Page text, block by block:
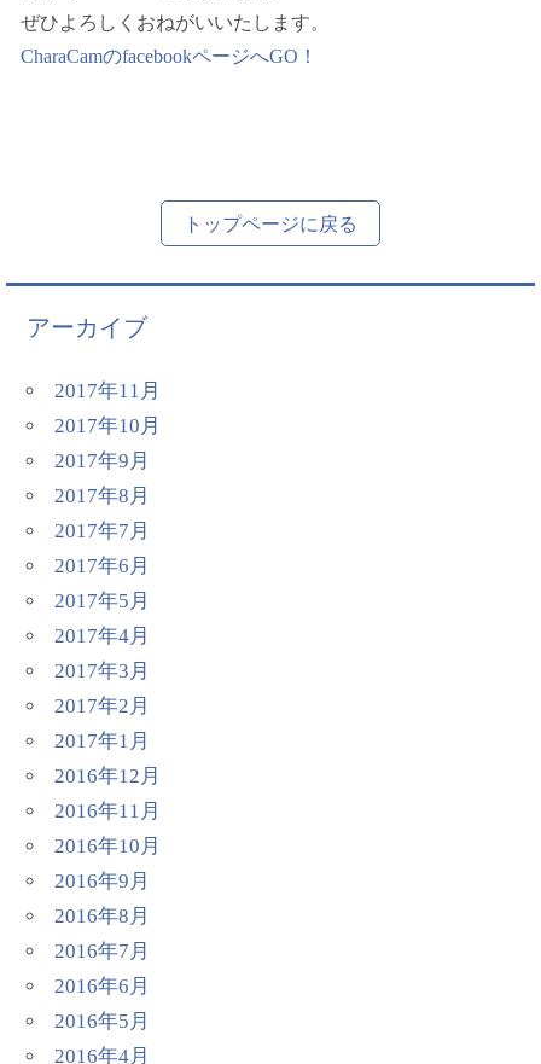
ぜひよろしくおねがいいたします。
CharaCamのfacebookページへGO！
トップページに戻る
アーカイブ
2017年11月
2017年10月
2017年9月
2017年8月
2017年7月
2017年6月
2017年5月
2017年4月
2017年3月
2017年2月
2017年1月
2016年12月
2016年11月
2016年10月
2016年9月
2016年8月
2016年7月
2016年6月
2016年5月
2016年4月